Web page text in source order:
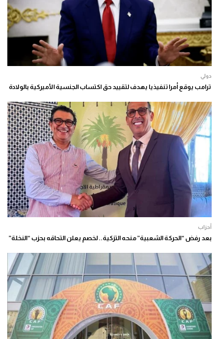
دولي
ترامب يوقع أمرا تنفيذيا يهدف لتقييد حق اكتساب الجنسية الأميركية بالولادة
أحزاب
بعد رفض “الحركة الشعبية” منحه التزكية.. لخصم يعلن التحاقه بحزب “النخلة”